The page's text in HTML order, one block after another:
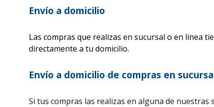
Envío a domicilio
Las compras que realizas en sucursal o en línea
directamente a tu domicilio.
Envío a domicilio de compras en
Si tus compras las realizas en alguna de